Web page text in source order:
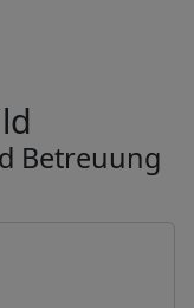
Betreuung